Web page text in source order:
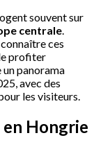
souvent sur
centrale.
ces
profiter
panorama
avec des
les visiteurs.
Hongrie